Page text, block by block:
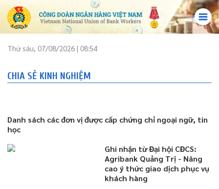
Thứ sáu, 07/08/2026 | 08:54
CHIA SẺ KINH NGHIỆM
Danh sách các đơn vị được cấp chứng chỉ ngoại ngữ, tin
học
Ghi nhận từ Đại hội CĐCS:
Agribank Quảng Trị - Nâng
cao ý thức giao dịch phục vụ
khách hàng